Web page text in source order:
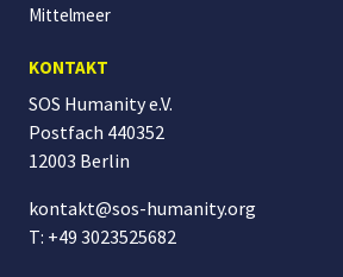
Mittelmeer
KONTAKT
SOS Humanity e.V.
Postfach 440352
12003 Berlin
kontakt@sos-humanity.org
T: +49 3023525682